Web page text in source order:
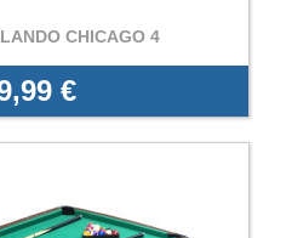
CHICAGO 4
€